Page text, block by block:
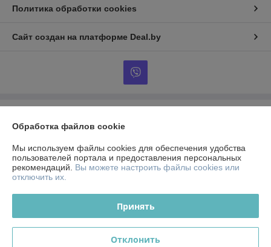
Политика обработки cookies
Сайт создан на платформе Deal.by
РБ, 246008, г. Гомель ул. 30лет БССР, 1/100
Регистрационный номер ЕГР: 491059832
Регистрационный орган: Гомельский городской исполнительный
Дата регистрации компании: 22.07.2013
Обработка файлов cookie
Мы используем файлы cookies для обеспечения удобства
пользователей портала и предоставления персональных
рекомендаций. Вы можете настроить файлы cookies или
отключить их.
Принять
Отклонить